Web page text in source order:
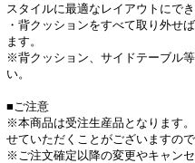
スタイルに最適なレイアウトにでき
・背クッションをすべて取り外せ
ます。
※背クッション、サイドテーブル
い。
■ご注意
※本商品は受注生産品となります
せていただくことがございますの
※ご注文確定以降の変更やキャン